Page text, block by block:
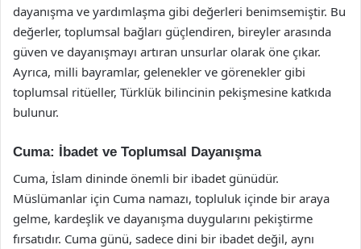
dayanışma ve yardımlaşma gibi değerleri benimsemiştir. Bu
değerler, toplumsal bağları güçlendiren, bireyler arasında
güven ve dayanışmayı artıran unsurlar olarak öne çıkar.
Ayrıca, milli bayramlar, gelenekler ve görenekler gibi
toplumsal ritüeller, Türklük bilincinin pekişmesine katkıda
bulunur.
Cuma: İbadet ve Toplumsal Dayanışma
Cuma, İslam dininde önemli bir ibadet günüdür.
Müslümanlar için Cuma namazı, topluluk içinde bir araya
gelme, kardeşlik ve dayanışma duygularını pekiştirme
fırsatıdır. Cuma günü, sadece dini bir ibadet değil, aynı